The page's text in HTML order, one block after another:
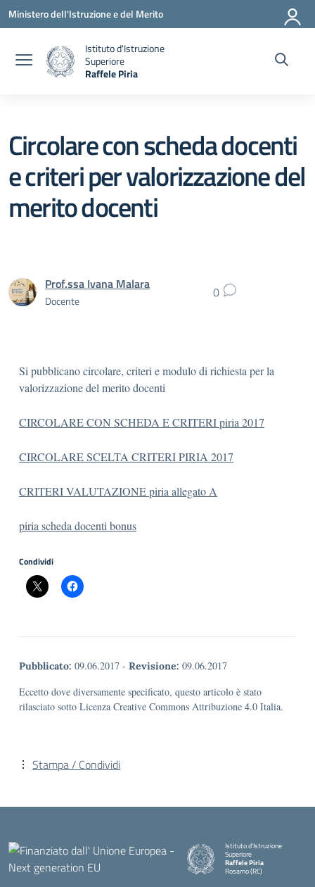
Vai ai contenuti
Vai al menu di navigazione
Vai al footer
Ministero dell'Istruzione e del Merito
Istituto d'Istruzione
Superiore
Raffele Piria
Circolare con scheda docenti
e criteri per valorizzazione del
merito docenti
Prof.ssa Ivana Malara
Docente 0
Si pubblicano circolare, criteri e modulo di richiesta per la
valorizzazione del merito docenti
CIRCOLARE CON SCHEDA E CRITERI piria 2017
CIRCOLARE SCELTA CRITERI PIRIA 2017
CRITERI VALUTAZIONE piria allegato A
piria scheda docenti bonus
Condividi
Pubblicato: 09.06.2017 - Revisione: 09.06.2017
Eccetto dove diversamente specificato, questo articolo è stato
rilasciato sotto Licenza Creative Commons Attribuzione 4.0 Italia.
Stampa / Condividi
Istituto d'Istruzione
Superiore
Raffele Piria
Rosarno (RC)